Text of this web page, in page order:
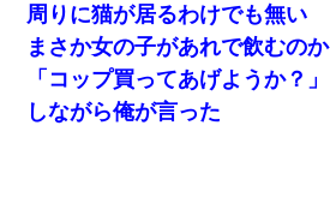
周りに猫が居るわけでも無い
まさか女の子があれで飲むの
「コップ買ってあげようか？
しながら俺が言った